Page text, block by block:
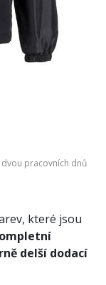
pracovních dnů
které jsou
delší dodací